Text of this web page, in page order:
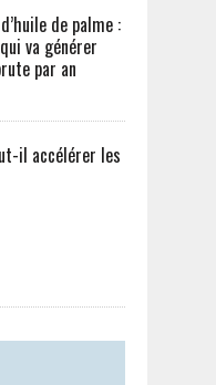
de palme :
va générer
par an
il accélérer les